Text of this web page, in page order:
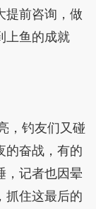
提前咨询，做
上鱼的成就
，钓友们又碰
的奋战，有的
，记者也因晕
抓住这最后的